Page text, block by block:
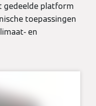
gedeelde platform
toepassingen
en